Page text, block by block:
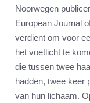
Noorwegen
European Journal
verdient om voor
het voetlicht te
die tussen twee
hadden, twee keer
van hun lichaam.